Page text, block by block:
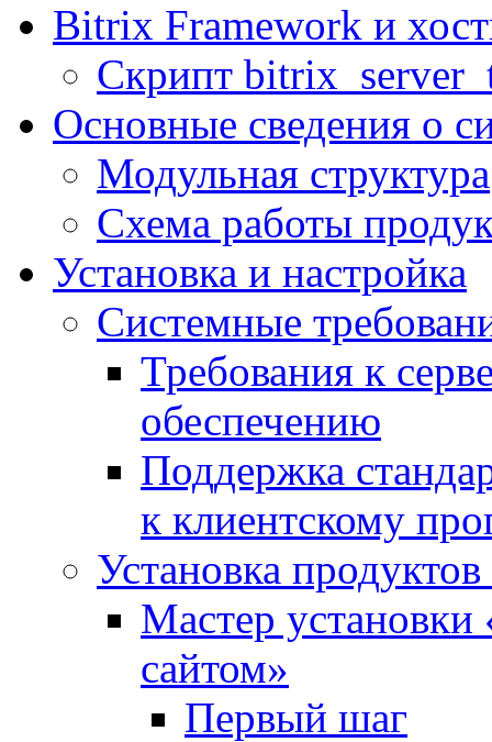
Bitrix Framework и
Скрипт
Основные сведения о
Модульная структура
Схема работы
Установка и настройка
Системные
Требования к
обеспечению
Поддержка
к клиентскому
Установка
Мастер
сайтом»
Первый шаг